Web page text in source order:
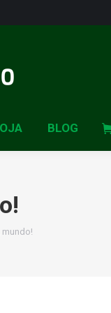
BLOG
mundo!
TODOS